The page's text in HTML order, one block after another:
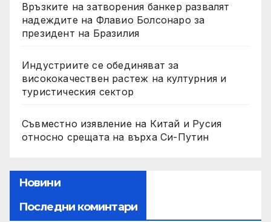
Връзките на затворения банкер развалят
надеждите на Флавио Болсонаро за
президент на Бразилия
Индустриите се обединяват за
висококачествен растеж на културния и
туристическия сектор
Съвместно изявление на Китай и Русия
относно срещата на върха Си-Путин
Новини
Последни коминтари